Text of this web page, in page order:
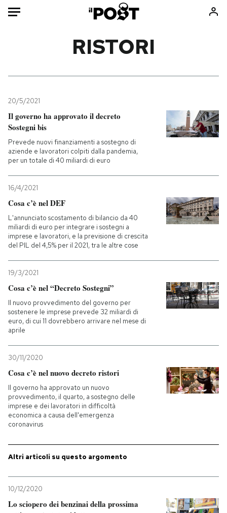
Mondo
Politica
Tecnologia
Internet
Scienza
Economia
Sport
Ok Boomer!
Mondiali calcio 2026
PODCAST
I MIEI PREFERITI
SHOP
AREA PERSONALE
RISTORI
20/5/2021
Il governo ha approvato il decreto
Sostegni bis
Prevede nuovi finanziamenti a sostegno di
aziende e lavoratori colpiti dalla pandemia,
per un totale di 40 miliardi di euro
16/4/2021
Cosa c’è nel DEF
L'annunciato scostamento di bilancio da 40
miliardi di euro per integrare i sostegni a
imprese e lavoratori, e la previsione di crescita
del PIL del 4,5% per il 2021, tra le altre cose
19/3/2021
Cosa c’è nel “Decreto Sostegni”
Il nuovo provvedimento del governo per
sostenere le imprese prevede 32 miliardi di
euro, di cui 11 dovrebbero arrivare nel mese di
aprile
30/11/2020
Cosa c’è nel nuovo decreto ristori
Il governo ha approvato un nuovo
provvedimento, il quarto, a sostegno delle
imprese e dei lavoratori in difficoltà
economica a causa dell'emergenza
coronavirus
Altri articoli su questo argomento
10/12/2020
Lo sciopero dei benzinai della prossima